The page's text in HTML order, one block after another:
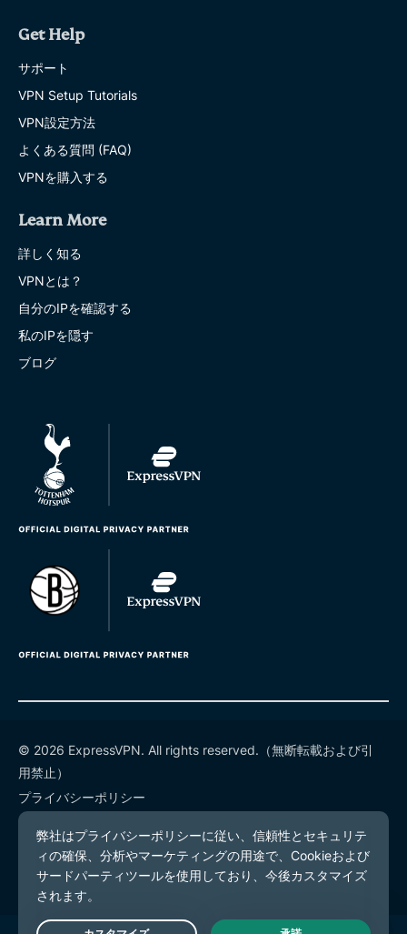
Get Help
サポート
VPN Setup Tutorials
VPN設定方法
よくある質問 (FAQ)
VPNを購入する
Learn More
詳しく知る
VPNとは？
自分のIPを確認する
私のIPを隠す
ブログ
© 2026 ExpressVPN. All rights reserved.（無断転載および引
用禁止）
プライバシーポリシー
利用規約
Cookieの設定